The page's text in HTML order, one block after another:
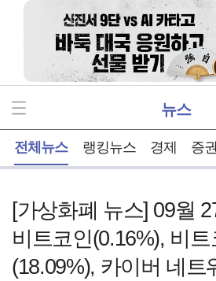
뉴스
전체뉴스 랭킹뉴스 경제 증권
[가상화폐 뉴스] 09월
비트코인(0.16%), 비트
(18.09%), 카이버 네트